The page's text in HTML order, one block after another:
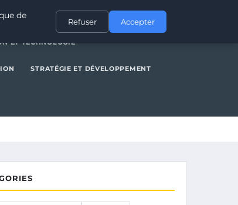
ET FINANCESINNOVATION ET TECHNOLOGIE
ET TECHNOLOGIE
STRATÉGIE ET DÉVELOPPEMENT
de
Refuser Accepter